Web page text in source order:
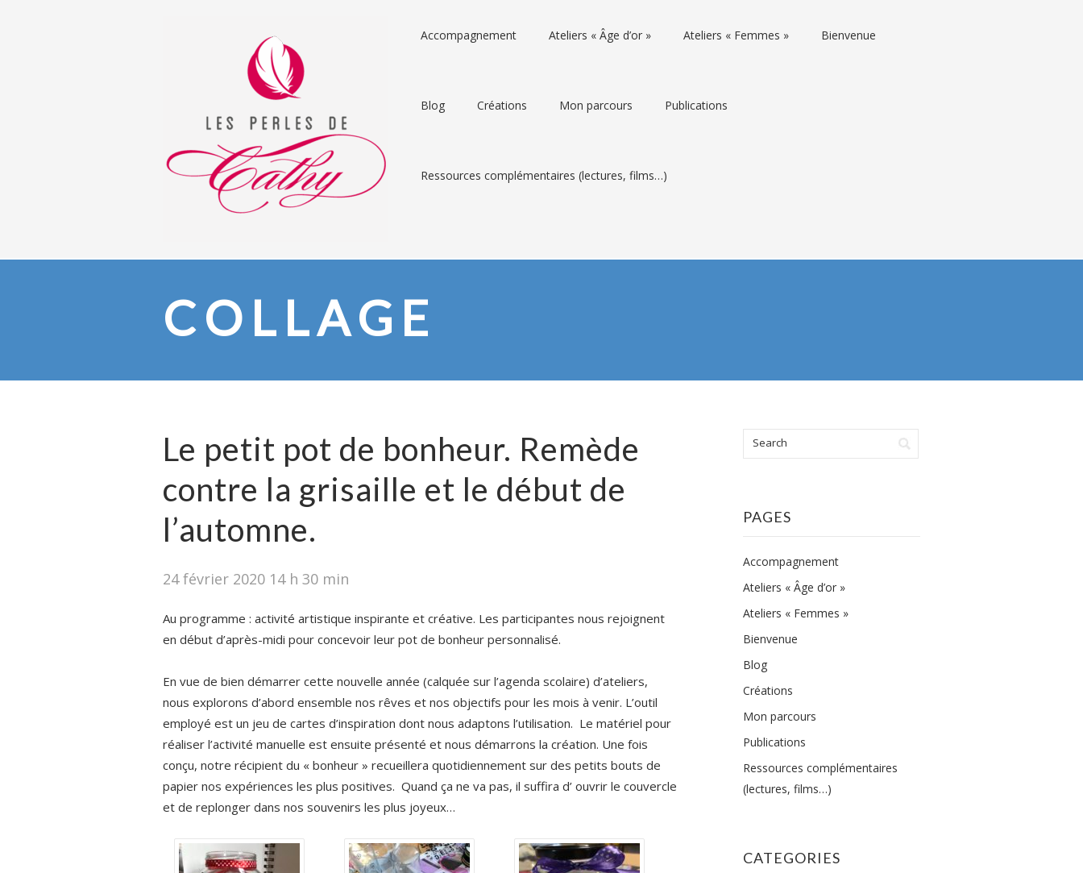
Accompagnement Ateliers « Âge d’or » Ateliers « Femmes » Bienvenue
Blog Créations Mon parcours Publications
Ressources complémentaires (lectures, films…)
COLLAGE
Le petit pot de bonheur. Remède
contre la grisaille et le début de
l’automne.
24 février 2020 14 h 30 min
Au programme : activité artistique inspirante et créative. Les participantes nous rejoignent
en début d’après-midi pour concevoir leur pot de bonheur personnalisé.
En vue de bien démarrer cette nouvelle année (calquée sur l’agenda scolaire) d’ateliers,
nous explorons d’abord ensemble nos rêves et nos objectifs pour les mois à venir. L’outil
employé est un jeu de cartes d’inspiration dont nous adaptons l’utilisation. Le matériel pour
réaliser l’activité manuelle est ensuite présenté et nous démarrons la création. Une fois
conçu, notre récipient du « bonheur » recueillera quotidiennement sur des petits bouts de
papier nos expériences les plus positives. Quand ça ne va pas, il suffira d’ ouvrir le couvercle
et de replonger dans nos souvenirs les plus joyeux…
PAGES
Accompagnement
Ateliers « Âge d’or »
Ateliers « Femmes »
Bienvenue
Blog
Créations
Mon parcours
Publications
Ressources complémentaires
(lectures, films…)
CATEGORIES